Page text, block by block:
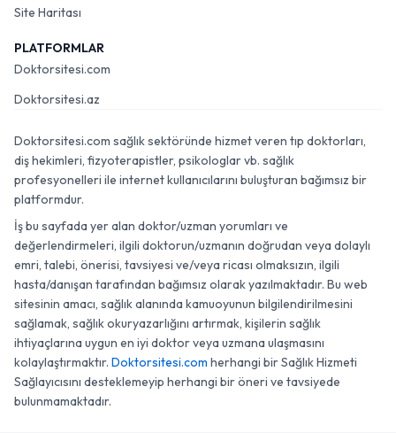
Site Haritası
PLATFORMLAR
Doktorsitesi.com
Doktorsitesi.az
Doktorsitesi.com sağlık sektöründe hizmet veren tıp doktorları,
diş hekimleri, fizyoterapistler, psikologlar vb. sağlık
profesyonelleri ile internet kullanıcılarını buluşturan bağımsız bir
platformdur.
İş bu sayfada yer alan doktor/uzman yorumları ve
değerlendirmeleri, ilgili doktorun/uzmanın doğrudan veya dolaylı
emri, talebi, önerisi, tavsiyesi ve/veya ricası olmaksızın, ilgili
hasta/danışan tarafından bağımsız olarak yazılmaktadır. Bu web
sitesinin amacı, sağlık alanında kamuoyunun bilgilendirilmesini
sağlamak, sağlık okuryazarlığını artırmak, kişilerin sağlık
ihtiyaçlarına uygun en iyi doktor veya uzmana ulaşmasını
kolaylaştırmaktır. Doktorsitesi.com herhangi bir Sağlık Hizmeti
Sağlayıcısını desteklemeyip herhangi bir öneri ve tavsiyede
bulunmamaktadır.